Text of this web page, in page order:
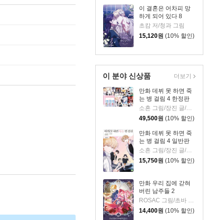
이 결혼은 어차피 망
하게 되어 있다 8
초캄 저/청과 그림
15,120원 (10% 할인)
이 분야 신상품
만화 데뷔 못 하면 죽
는 병 걸림 4 한정판
49,500원 (10% 할인)
만화 데뷔 못 하면 죽
는 병 걸림 4 일반판
15,750원 (10% 할인)
만화 우리 집에 갇혀
버린 남주들 2
ROSAC 그림/초바 글/김지아 원저
14,400원 (10% 할인)
더보기